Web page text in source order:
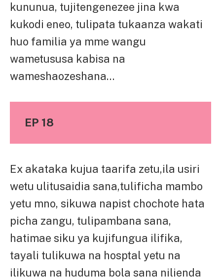
kununua, tujitengenezee jina kwa
kukodi eneo, tulipata tukaanza wakati
huo familia ya mme wangu
wametususa kabisa na
wameshaozeshana…
EP 18
Ex akataka kujua taarifa zetu,ila usiri
wetu ulitusaidia sana,tulificha mambo
yetu mno, sikuwa napist chochote hata
picha zangu, tulipambana sana,
hatimae siku ya kujifungua ilifika,
tayali tulikuwa na hosptal yetu na
ilikuwa na huduma bola sana nilienda